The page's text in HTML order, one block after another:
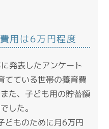
用は6万円程度
発表したアンケート
てている世帯の養育費
た、子ども用の貯蓄額
した。
どものために月6万円